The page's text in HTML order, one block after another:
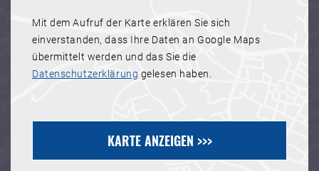
Mit dem Aufruf der Karte erklären Sie sich
einverstanden, dass Ihre Daten an Google Maps
übermittelt werden und das Sie die
Datenschutzerklärung gelesen haben.